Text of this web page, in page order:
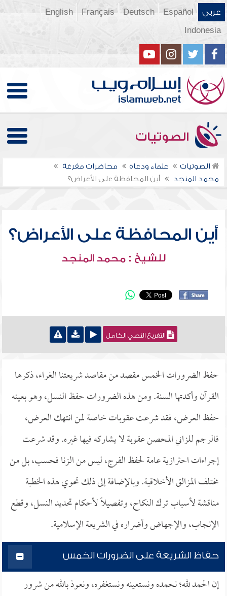
عربي Español
Deutsch
Français
English
Indonesia
الصوتيات
الصوتيات علماء ودعاة
محاضرات مفرغة
محمد المنجد
أين المحافظة على الأعراض؟
أين المحافظة على الأعراض؟
للشيخ : محمد المنجد
التفريغ النصي الكامل
حفظ الضرورات الخمس مقصد من مقاصد شريعتنا الغراء، ذكرها
القرآن وأكدتها السنة. ومن هذه الضرورات حفظ النسل، وهو بعينه
حفظ العرض، فقد شرعت عقوبات خاصة لمن انتهك العرض،
فالرجم للزاني المحصن عقوبة لا يشاركه فيها غيره. وقد شرعت
إجراءات احترازية عامة لحفظ الفرج، ليس من الزنا فحسب، بل من
مختلف المزالق الأخلاقية. وبالإضافة إلى ذلك تحوي هذه الخطبة
مناقشة لأسباب ترك النكاح، وتفصيلاً لأحكام تحديد النسل، وقطع
الإنجاب، والإجهاض وأضراره في الشريعة الإسلامية.
حفاظ الشريعة على الضرورات الخمس
إن الحمد لله؛ نحمده ونستعينه ونستغفره، ونعوذ بالله من شرور